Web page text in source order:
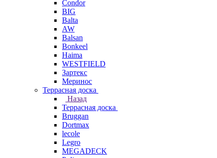
Condor
BIG
Balta
AW
Balsan
Bonkeel
Haima
WESTFIELD
Зартекс
Меринос
Террасная доска
Назад
Террасная доска
Bruggan
Dortmax
lecole
Legro
MEGADECK